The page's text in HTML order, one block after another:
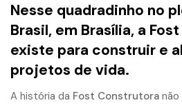
Nesse quadradinho no
Brasil, em Brasília, a
existe para construir e
projetos de vida.
A história da Fost Construtora